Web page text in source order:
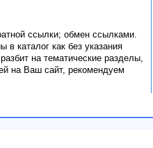
ссылки; обмен ссылками.
в каталог как без указания
на тематические разделы,
на Ваш сайт, рекомендуем